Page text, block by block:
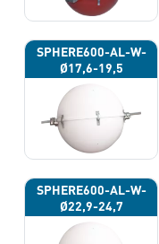
SPHERE600-AL-W-
Ø17,6-19,5
SPHERE600-AL-W-
Ø22,9-24,7